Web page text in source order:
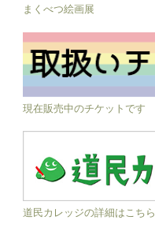
まくべつ絵画展
現在販売中のチケットです
道民カレッジの詳細はこち